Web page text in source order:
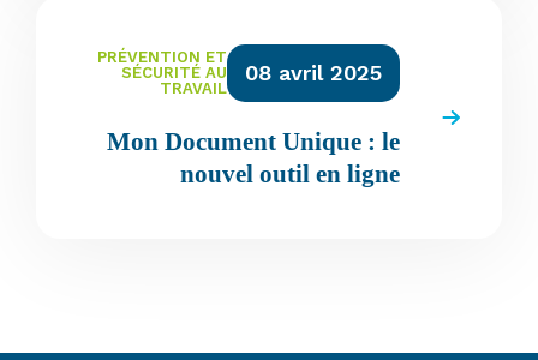
PRÉVENTION ET
SÉCURITÉ AU
TRAVAIL
08 avril 2025
Mon Document Unique : le
nouvel outil en ligne